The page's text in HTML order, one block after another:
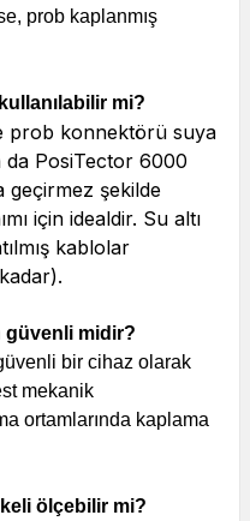
prob kaplanmış
mi?
prob konnektörü suya
da PosiTector 6000
şekilde
için idealdir. Su altı
kablolar
güvenli midir?
bir cihaz olarak
mekanik
ortamlarında kaplama
ölçebilir mi?